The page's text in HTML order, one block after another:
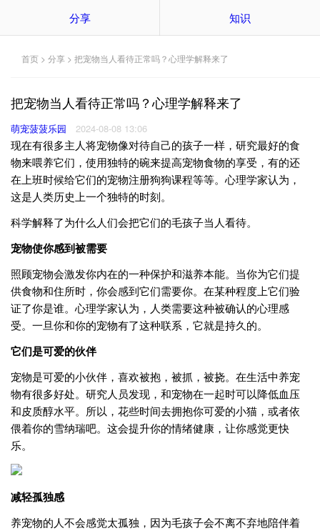
分享 知识
首页 > 分享 > 把宠物当人看待正常吗？心理学解释来了
把宠物当人看待正常吗？心理学解释来了
萌宠菠菠乐园 2024-08-08 13:06
现在有很多主人将宠物像对待自己的孩子一样，研究最好的食
物来喂养它们，使用独特的碗来提高宠物食物的享受，有的还
在上班时候给它们的宠物注册狗狗课程等等。心理学家认为，
这是人类历史上一个独特的时刻。
科学解释了为什么人们会把它们的毛孩子当人看待。
宠物使你感到被需要
照顾宠物会激发你内在的一种保护和滋养本能。当你为它们提
供食物和住所时，你会感到它们需要你。在某种程度上它们验
证了你是谁。心理学家认为，人类需要这种被确认的心理感
受。一旦你和你的宠物有了这种联系，它就是持久的。
它们是可爱的伙伴
宠物是可爱的小伙伴，喜欢被抱，被抓，被挠。在生活中养宠
物有很多好处。研究人员发现，和宠物在一起时可以降低血压
和皮质醇水平。所以，花些时间去拥抱你可爱的小猫，或者依
偎着你的雪纳瑞吧。这会提升你的情绪健康，让你感觉更快
乐。
减轻孤独感
养宠物的人不会感觉太孤独，因为毛孩子会不离不弃地陪伴着